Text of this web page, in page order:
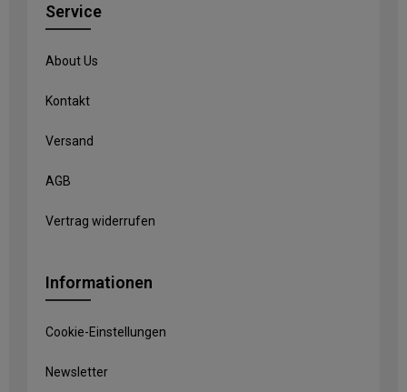
Service
About Us
Kontakt
Versand
AGB
Vertrag widerrufen
Informationen
Cookie-Einstellungen
Newsletter